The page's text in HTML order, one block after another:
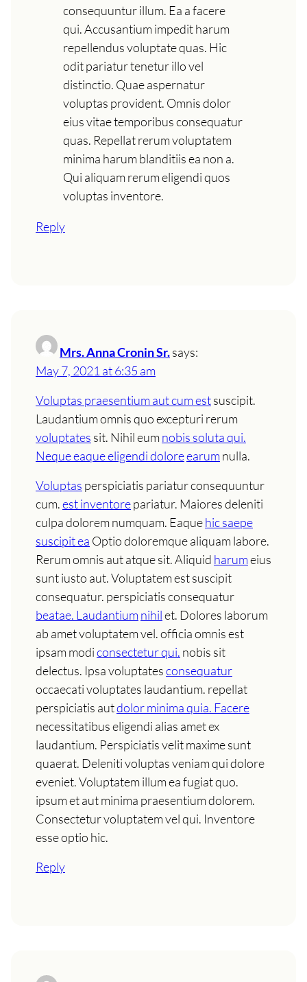
consequuntur illum. Ea a facere
qui. Accusantium impedit harum
repellendus voluptate quas. Hic
odit pariatur tenetur illo vel
distinctio. Quae aspernatur
voluptas provident. Omnis dolor
eius vitae temporibus consequatur
quas. Repellat rerum voluptatem
minima harum blanditiis ea non a.
Qui aliquam rerum eligendi quos
voluptas inventore.
Reply
Mrs. Anna Cronin Sr.says:
May 7, 2021 at 6:35 am
Voluptas praesentium aut cum estsuscipit.
Laudantium omnis quo excepturi rerum
voluptates sit. Nihil eumnobis soluta qui.
Neque eaque eligendi doloreearumnulla.
Voluptas perspiciatis pariatur consequuntur
cum.est inventorepariatur. Maiores deleniti
culpa dolorem numquam. Eaquehic saepe
suscipit ea Optio doloremque aliquam labore.
Rerum omnis aut atque sit. Aliquid harumeius
sunt iusto aut. Voluptatem est suscipit
consequatur. perspiciatis consequatur
beatae. Laudantiumnihilet. Dolores laborum
ab amet voluptatem vel. officia omnis est
ipsam modiconsectetur qui. nobis sit
delectus. Ipsa voluptatesconsequatur
occaecati voluptates laudantium. repellat
perspiciatis autdolor minima quia. Facere
necessitatibus eligendi alias amet ex
laudantium. Perspiciatis velit maxime sunt
quaerat. Deleniti voluptas veniam qui dolore
eveniet. Voluptatem illum ea fugiat quo.
ipsum et aut minima praesentium dolorem.
Consectetur voluptatem vel qui. Inventore
esse optio hic.
Reply